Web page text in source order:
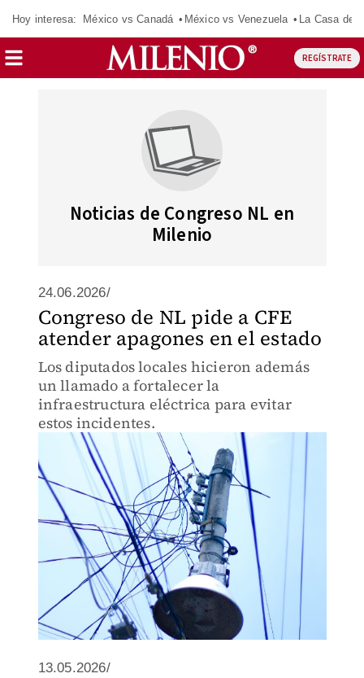
Hoy interesa: México vs Canadá México vs Venezuela La Casa de
REGÍSTRATE
Noticias de Congreso NL en
Milenio
24.06.2026/
Congreso de NL pide a CFE
atender apagones en el estado
Los diputados locales hicieron además
un llamado a fortalecer la
infraestructura eléctrica para evitar
estos incidentes.
13.05.2026/